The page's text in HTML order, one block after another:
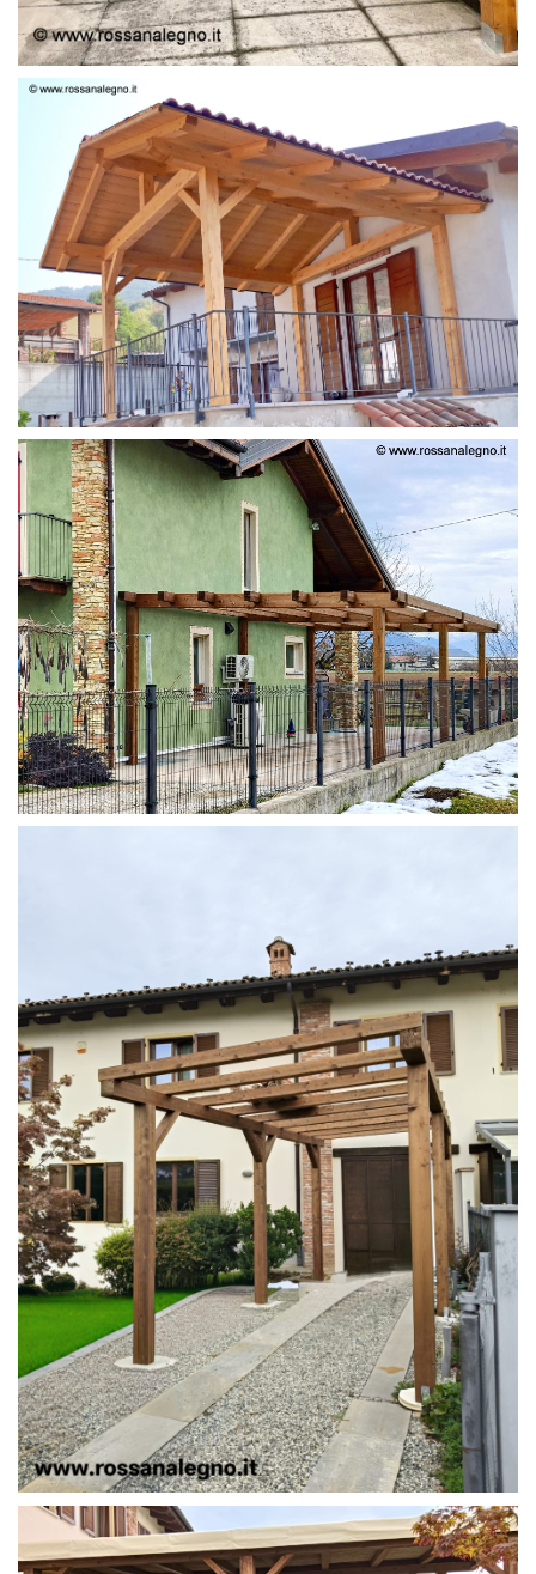
STRUTTURA LAMELLARE PRETAGLIATO
STRUTTURA ADDOSSATA IN LAMELLARE SU MISURA